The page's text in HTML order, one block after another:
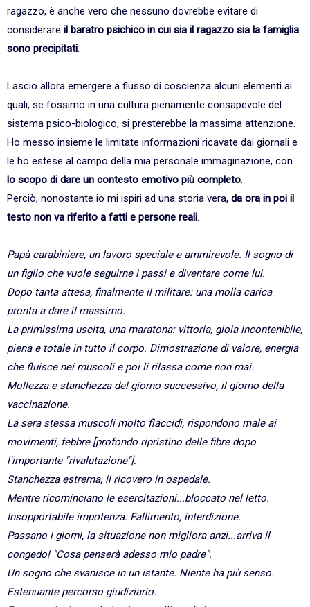
ragazzo, è anche vero che nessuno dovrebbe evitare di
considerare il baratro psichico in cui sia il ragazzo sia la famiglia
sono precipitati.
Lascio allora emergere a flusso di coscienza alcuni elementi ai
quali, se fossimo in una cultura pienamente consapevole del
sistema psico-biologico, si presterebbe la massima attenzione.
Ho messo insieme le limitate informazioni ricavate dai giornali e
le ho estese al campo della mia personale immaginazione, con
lo scopo di dare un contesto emotivo più completo.
Perciò, nonostante io mi ispiri ad una storia vera, da ora in poi il
testo non va riferito a fatti e persone reali.
Papà carabiniere, un lavoro speciale e ammirevole. Il sogno di
un figlio che vuole seguirne i passi e diventare come lui.
Dopo tanta attesa, finalmente il militare: una molla carica
pronta a dare il massimo.
La primissima uscita, una maratona: vittoria, gioia incontenibile,
piena e totale in tutto il corpo. Dimostrazione di valore, energia
che fluisce nei muscoli e poi li rilassa come non mai.
Mollezza e stanchezza del giorno successivo, il giorno della
vaccinazione.
La sera stessa muscoli molto flaccidi, rispondono male ai
movimenti, febbre [profondo ripristino delle fibre dopo
l'importante "rivalutazione"].
Stanchezza estrema, il ricovero in ospedale.
Mentre ricominciano le esercitazioni...bloccato nel letto.
Insopportabile impotenza. Fallimento, interdizione.
Passano i giorni, la situazione non migliora anzi...arriva il
congedo! "Cosa penserà adesso mio padre".
Un sogno che svanisce in un istante. Niente ha più senso.
Estenuante percorso giudiziario.